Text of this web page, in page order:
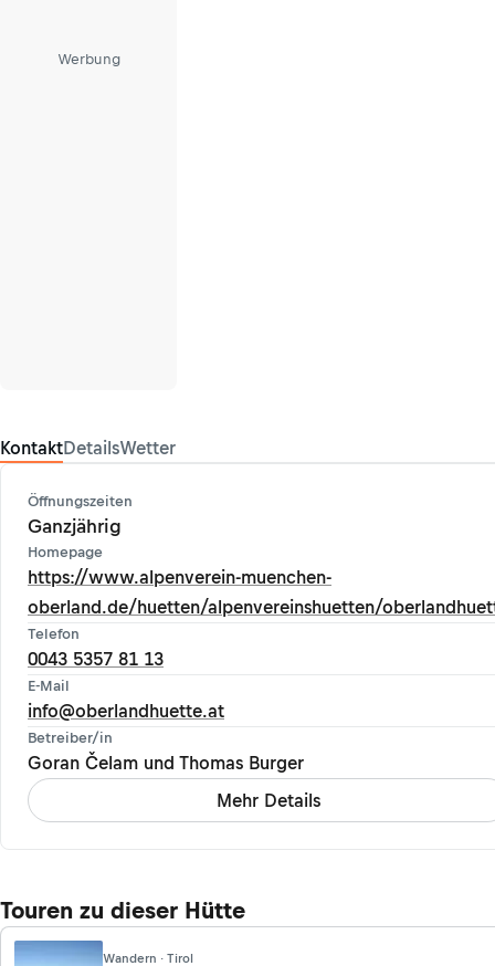
Werbung
KontaktDetailsWetter
Öffnungszeiten
Ganzjährig
Homepage
https://www.alpenverein-muenchen-
oberland.de/huetten/alpenvereinshuetten/
Telefon
0043 5357 81 13
E-Mail
info@oberlandhuette.at
Betreiber/in
Goran Čelam und Thomas Burger
Mehr Details
Touren zu dieser Hütte
Wandern · Tirol